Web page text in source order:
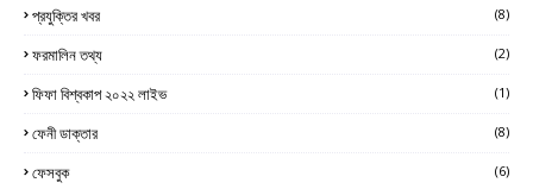
প্রযুক্তির খবর (8)
ফরমালিন তথ্য (2)
ফিফা বিশ্বকাপ ২০২২ লাইভ (1)
ফেনী ডাক্তার (8)
ফেসবুক (6)